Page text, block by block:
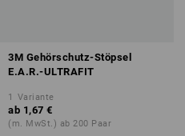
3M Gehörschutz-Stöpsel
E.A.R.-ULTRAFIT
1 Variante
ab 1,67 €
(m. MwSt.) ab 200 Paar